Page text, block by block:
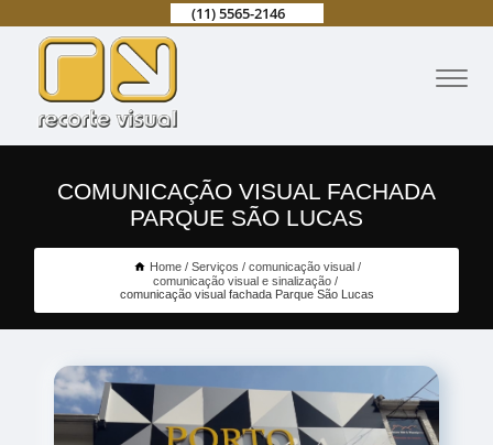
(11) 5565-2146
COMUNICAÇÃO VISUAL FACHADA
PARQUE SÃO LUCAS
Home Serviços
comunicação visual
comunicação visual e sinalização
comunicação visual fachada Parque São Lucas